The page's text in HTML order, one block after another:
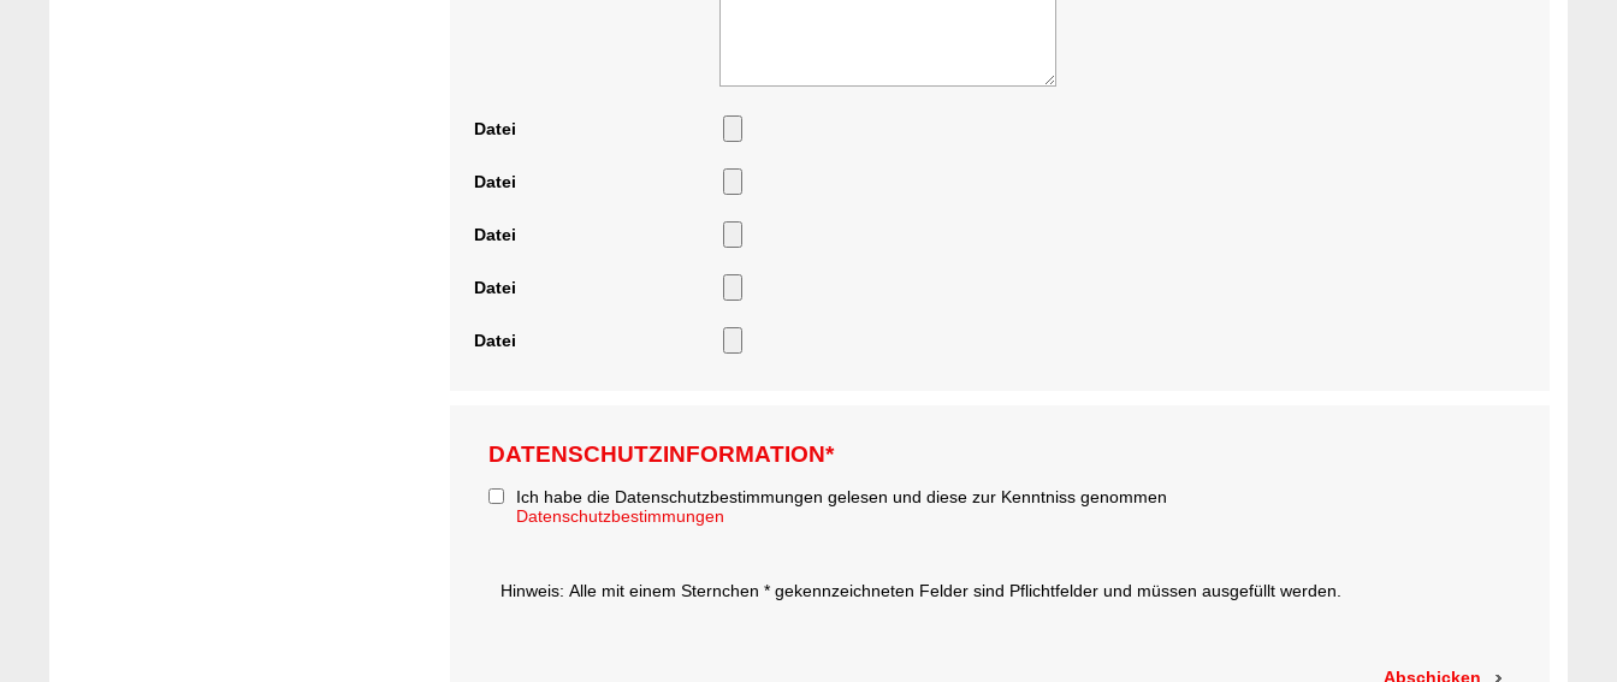
Datei
Datei
Datei
Datei
Datei
DATENSCHUTZINFORMATION*
Ich habe die Datenschutzbestimmungen gelesen und diese zur Kenntniss genommen
Datenschutzbestimmungen
Hinweis: Alle mit einem Sternchen * gekennzeichneten Felder sind Pflichtfelder und müssen ausgefüllt werden.
Abschicken